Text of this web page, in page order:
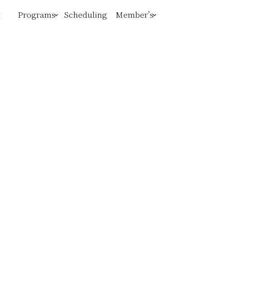
Programs Scheduling Member’s